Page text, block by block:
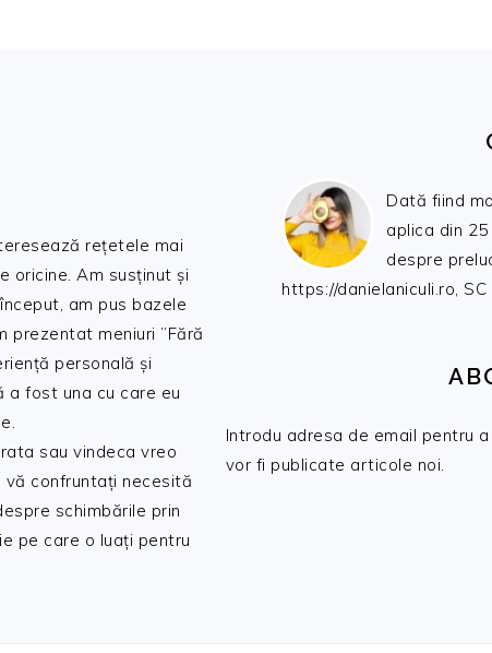
rețetele mai
oricine. Am susținut și
am pus bazele
prezentat meniuri ”Fără
personală și
a fost una cu care eu
sau vindeca vreo
confruntați necesită
schimbările prin
pe care o luați pentru
Dată fiind
aplica din
despre
https://danielaniculi.ro, SC
Introdu adresa de email pentru
vor fi publicate articole noi.